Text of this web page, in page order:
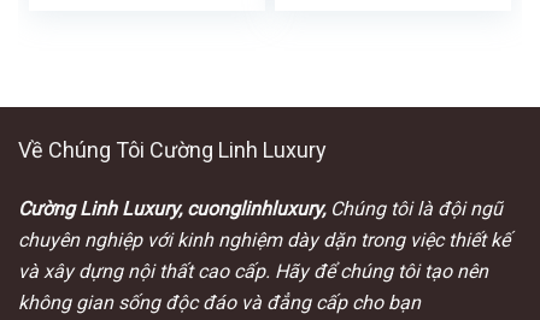
Về Chúng Tôi Cường Linh Luxury
Cường Linh Luxury, cuonglinhluxury, Chúng tôi là đội ngũ
chuyên nghiệp với kinh nghiệm dày dặn trong việc thiết kế
và xây dựng nội thất cao cấp. Hãy để chúng tôi tạo nên
không gian sống độc đáo và đẳng cấp cho bạn